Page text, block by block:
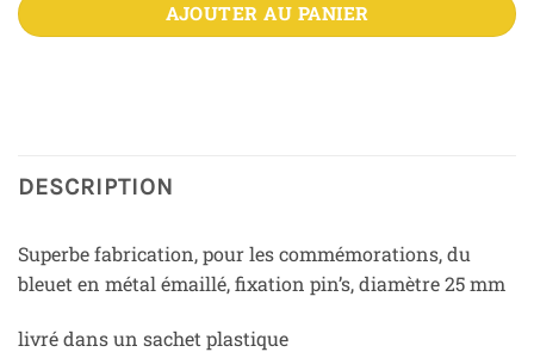
AJOUTER AU PANIER
DESCRIPTION
Superbe fabrication, pour les commémorations, du
bleuet en métal émaillé, fixation pin’s, diamètre 25 mm
livré dans un sachet plastique